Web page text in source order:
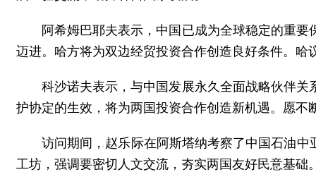
阿希姆巴耶夫表示，中国已成为全球稳定的重
迈进。哈方将为双边经贸投资合作创造良好条件。
科沙诺夫表示，与中国发展永久全面战略伙伴
护协定的生效，将为两国投资合作创造新机遇。愿
访问期间，赵乐际在阿斯塔纳考察了中国石油
工坊，强调要密切人文交流，夯实两国友好民意基础